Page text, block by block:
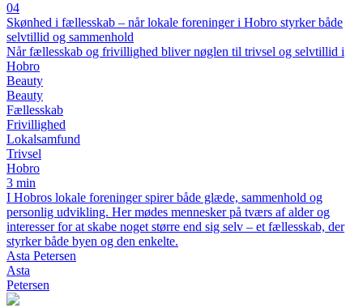
04
Skønhed i fællesskab – når lokale foreninger i Hobro styrker både
selvtillid og sammenhold
Når fællesskab og frivillighed bliver nøglen til trivsel og selvtillid i
Hobro
Beauty
Beauty
Fællesskab
Frivillighed
Lokalsamfund
Trivsel
Hobro
3 min
I Hobros lokale foreninger spirer både glæde, sammenhold og
personlig udvikling. Her mødes mennesker på tværs af alder og
interesser for at skabe noget større end sig selv – et fællesskab, der
styrker både byen og den enkelte.
Asta Petersen
Asta
Petersen